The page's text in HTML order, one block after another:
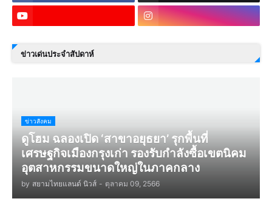
ข่าวเด่นประจำสัปดาห์
ข่าวสังคม
ดูโฮม ฉลองเปิด ‘สาขาอยุธยา’ รุกพื้นที่
เศรษฐกิจเมืองกรุงเก่า รองรับกำลังซื้อเขตนิคม
อุตสาหกรรมขนาดใหญ่ในภาคกลาง
by สยามไทยแลนด์ นิวส์ - ตุลาคม 09, 2566